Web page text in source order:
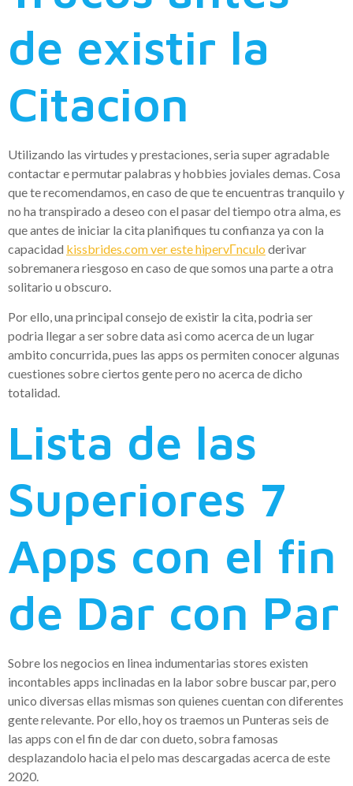
de existir la
Citacion
Utilizando las virtudes y prestaciones, seri­a super agradable
contactar e permutar palabras y hobbies joviales demas. Cosa
que te recomendamos, en caso de que te encuentras tranquilo y
no ha transpirado a deseo con el pasar del tiempo otra alma, es
que antes de iniciar la cita planifiques tu confianza ya con la
capacidad kissbrides.com ver este hipervГ­nculo derivar
sobremanera riesgoso en caso de que somos una parte a otra
solitario u obscuro.
Por ello, una principal consejo de existir la cita, podri­a ser
podri­a llegar a ser sobre data asi­ como acerca de un lugar
ambito concurrida, pues las apps os permiten conocer algunas
cuestiones sobre ciertos gente pero no acerca de dicho
totalidad.
Lista de las
Superiores 7
Apps con el fin
de Dar con Par
Sobre los negocios en linea indumentarias stores existen
incontables apps inclinadas en la labor sobre buscar par, pero
unico diversas ellas mismas son quienes cuentan con diferentes
gente relevante. Por ello, hoy os traemos un Punteras seis de
las apps con el fin de dar con dueto, sobra famosas
desplazandolo hacia el pelo mas descargadas acerca de este
2020.